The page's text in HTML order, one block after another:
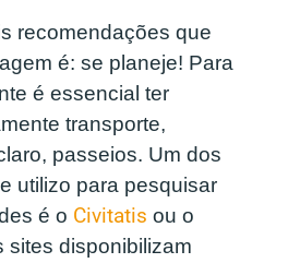
recomendações que
é: se planeje! Para
é essencial ter
transporte,
passeios. Um dos
utilizo para pesquisar
é o Civitatis ou o
sites disponibilizam